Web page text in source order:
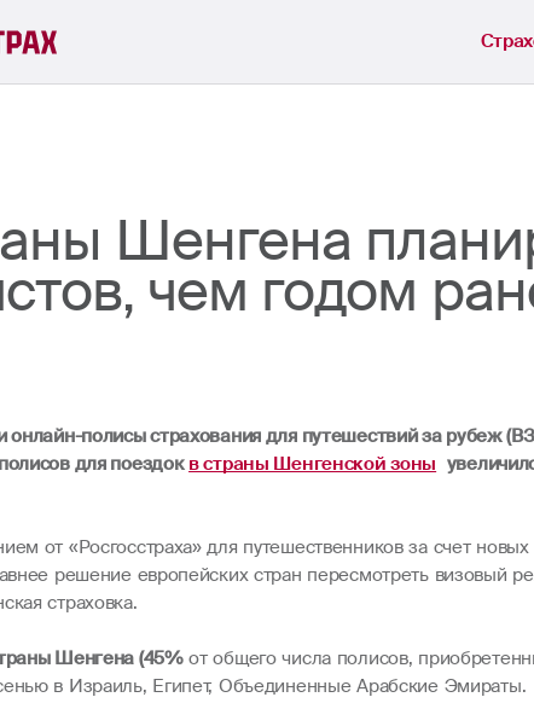
Шенгена
чем годом
полисы страхования для путешествий за рубеж
для поездок в страны Шенгенской зоны
от «Росгосстраха» для путешественников за счет
решение европейских стран пересмотреть визовый
страховка.
Шенгена (45%от общего числа полисов,
в Израиль, Египет, Объединенные Арабские Эмираты.